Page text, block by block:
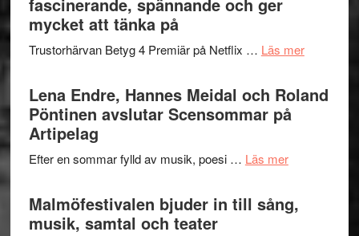
hjärtevarm
–
Delvis
bortom
terräng
mycket att tänka på
Trustorhärvan Betyg 4 Premiär på Netflix … Läs merom
–
Lena Endre, Hannes Meidal och Roland
Pöntinen avslutar Scensommar på
Artipelag
Efter en sommar fylld av musik, poesi … Läs merom
Hannes
Malmöfestivalen bjuder in till sång,
musik, samtal och teater